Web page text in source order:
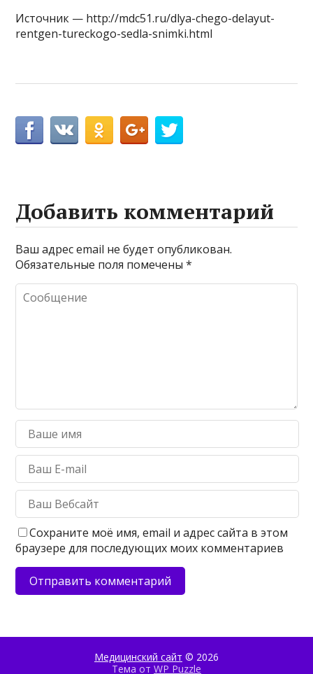
Источник — http://mdc51.ru/dlya-chego-delayut-
rentgen-tureckogo-sedla-snimki.html
Добавить комментарий
Ваш адрес email не будет опубликован.
Обязательные поля помечены*
Сохраните моё имя, email и адрес сайта в этом
браузере для последующих моих комментариев
Медицинский сайт © 2026
Тема от WP Puzzle